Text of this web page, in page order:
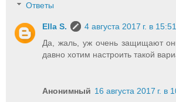
Ответы
Ella S.
4 августа 2017 г. в 15:51
Да, жаль, уж очень защищают
давно хотим настроить такой
Анонимный 16 августа 2017 г. в